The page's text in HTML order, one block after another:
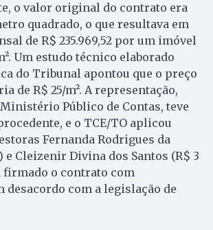
o valor original do contrato era
quadrado, o que resultava em
de R$ 235.969,52 por um imóvel
Um estudo técnico elaborado
do Tribunal apontou que o preço
de R$ 25/m². A representação,
Público de Contas, teve
e o TCE/TO aplicou
Fernanda Rodrigues da
e Cleizenir Divina dos Santos (R$ 3
o contrato com
desacordo com a legislação de